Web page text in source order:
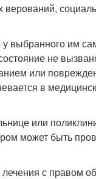
верований,
выбранного им
не
или
в
или
может быть
с правом